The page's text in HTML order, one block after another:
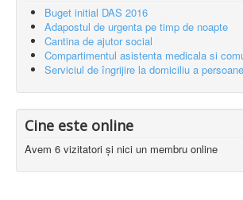
Buget initial DAS 2016
Adapostul de urgenta pe timp de noapte
Cantina de ajutor social
Compartimentul asistenta medicala si
Serviciul de îngrijire la domiciliu a
Cine este online
Avem 6 vizitatori și nici un membru online